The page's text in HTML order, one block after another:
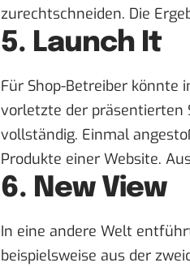
zurechtschneiden. Die
5. Launch It
Für Shop-Betreiber könnte
vorletzte der präsentierten
vollständig. Einmal
Produkte einer Website.
6. New View
In eine andere Welt
beispielsweise aus der